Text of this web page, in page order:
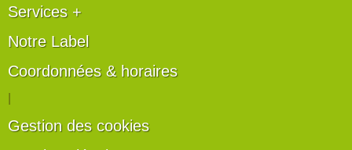
Services +
Notre Label
Coordonnées & horaires
Gestion des cookies